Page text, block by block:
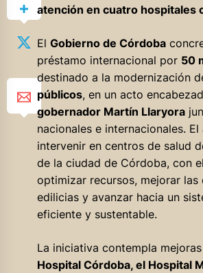
atención en cuatro hospitales
El Gobierno de Córdoba
préstamo internacional por 50
destinado a la modernización
públicos, en un acto
gobernador Martín Llaryora
nacionales e internacionales.
intervenir en centros de salud
de la ciudad de Córdoba, con
optimizar recursos, mejorar las
edilicias y avanzar hacia un
eficiente y sustentable.
La iniciativa contempla
Hospital Córdoba, el Hospital